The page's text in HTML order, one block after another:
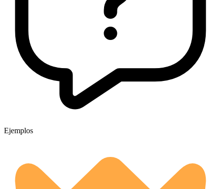
Ejemplos